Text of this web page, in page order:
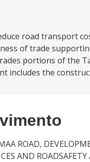
road transport
of trade
portions of the
includes the
ROAD,
AND ROADSAFETY